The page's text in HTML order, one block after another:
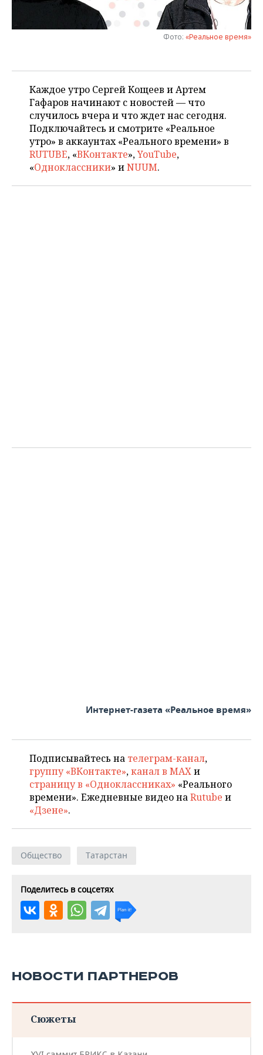
НЕФТЕХИМИЯ
НЕФТЬ
ЭНЕРГЕТИКА
РОЗНИЧНАЯ ТОРГОВЛЯ
НОВОСТИ ТЕХНОЛОГИЙ
ТЕЛЕКОММУНИКАЦИИ
МЕРОПРИЯТИЯ
БИЗНЕС-БРАНЧИ
ONLINE-КОНФЕРЕНЦИИ
ОТКРЫТАЯ ЛЕКЦИЯ
ФУТБОЛ
ХОККЕЙ
БАСКЕТБОЛ
ВОЛЕЙБОЛ
НОВОСТИ ОБЩЕСТВА
ВЛАСТЬ
ИНФРАСТРУКТУРА
ИСТОРИЯ
ФОТОГАЛЕРЕЯ
СЮЖЕТЫ
СПРАВОЧНИК
СПИСОК ПЕРСОН
ПОЛНАЯ ВЕРСИЯ
Фото: «Реальное время»
Каждое утро Сергей Кощеев и Артем
Гафаров начинают с новостей — что
случилось вчера и что ждет нас сегодня.
Подключайтесь и смотрите «Реальное
утро» в аккаунтах «Реального времени» в
RUTUBE, «ВКонтакте»,YouTube,
«Одноклассники» иNUUM.
Интернет-газета «Реальное время»
Подписывайтесь на телеграм-канал,
группу «ВКонтакте»,канал в MAXи
страницу в «Одноклассниках» «Реального
времени». Ежедневные видео наRutube и
«Дзене».
Общество Татарстан
Поделитесь в соцсетях
НОВОСТИ ПАРТНЕРОВ
Сюжеты